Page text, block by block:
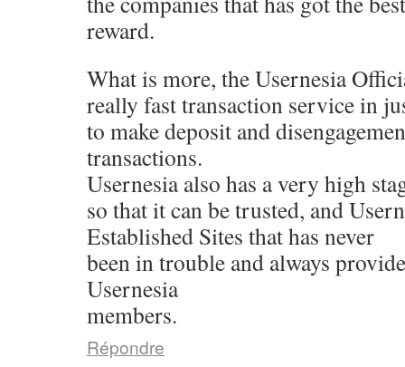
reward.
What is more, the Usernesia
really fast transaction service in
to make deposit and
transactions.
Usernesia also has a very high
so that it can be trusted, and
Established Sites that has never
been in trouble and always
Usernesia
members.
Répondre